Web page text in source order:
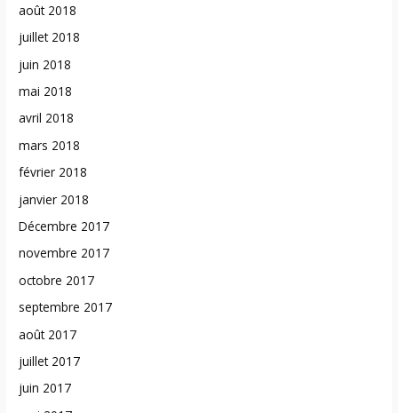
août 2018
juillet 2018
juin 2018
mai 2018
avril 2018
mars 2018
février 2018
janvier 2018
Décembre 2017
novembre 2017
octobre 2017
septembre 2017
août 2017
juillet 2017
juin 2017